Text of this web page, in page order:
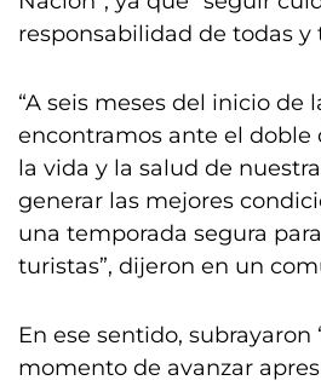
responsabilidad de todas y
“A seis meses del inicio de
encontramos ante el doble
la vida y la salud de
generar las mejores
una temporada segura
turistas”, dijeron en un
En ese sentido, subrayaron
momento de avanzar